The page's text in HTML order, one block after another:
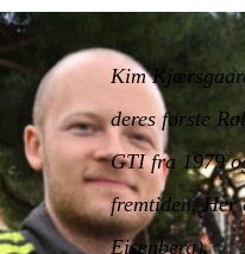
Kim
deres første
GTI fra 1979
fremtiden. Her
Eisenberg).